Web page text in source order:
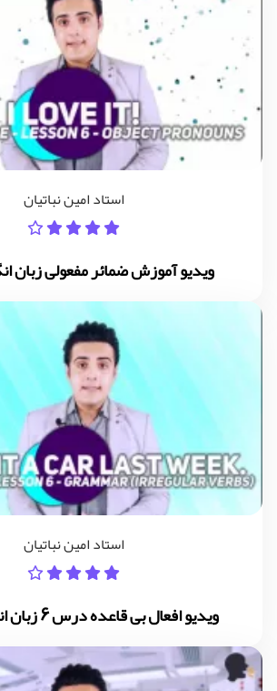
استاد امین نباتیان
ویدیو آموزش ضمائر مفعولی زبان
استاد امین نباتیان
ویدیو افعال بی قاعده درس 6 زبان انگلیسی نهم